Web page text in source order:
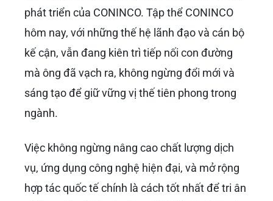
phát triển của CONINCO. Tập thể CONINCO
hôm nay, với những thế hệ lãnh đạo và cán bộ
kế cận, vẫn đang kiên trì tiếp nối con đường
mà ông đã vạch ra, không ngừng đổi mới và
sáng tạo để giữ vững vị thế tiên phong trong
ngành.
Việc không ngừng nâng cao chất lượng dịch
vụ, ứng dụng công nghệ hiện đại, và mở rộng
hợp tác quốc tế chính là cách tốt nhất để tri ân